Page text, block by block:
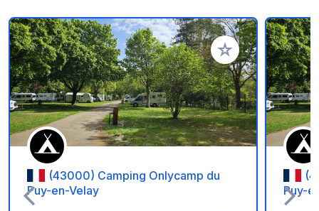
Zu Ihren Favoriten
(43000) Camping Onlycamp du
Puy-en-Velay
Puy-